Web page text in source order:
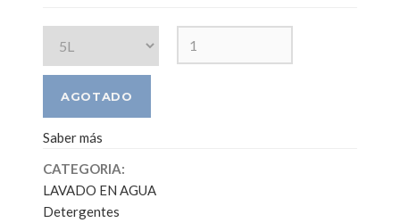
Saber más
CATEGORIA:
LAVADO EN AGUA
Detergentes